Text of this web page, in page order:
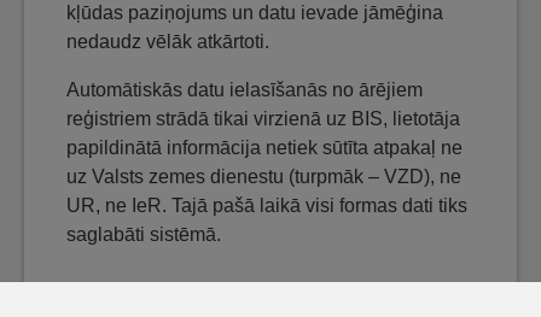
kļūdas paziņojums un datu ievade jāmēģina
nedaudz vēlāk atkārtoti.
Automātiskās datu ielasīšanās no ārējiem
reģistriem strādā tikai virzienā uz BIS, lietotāja
papildinātā informācija netiek sūtīta atpakaļ ne
uz Valsts zemes dienestu (turpmāk – VZD), ne
UR, ne IeR. Tajā pašā laikā visi formas dati tiks
saglabāti sistēmā.